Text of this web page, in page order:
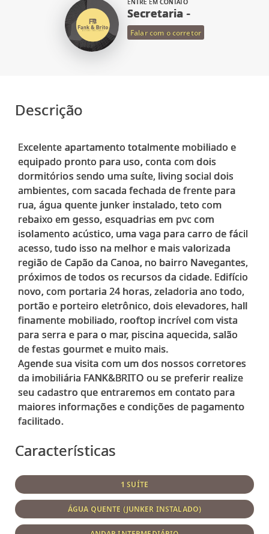
ENTRE EM CONTATO
Secretaria -
Falar com o corretor
Descrição
Excelente apartamento totalmente mobiliado e
equipado pronto para uso, conta com dois
dormitórios sendo uma suíte, living social dois
ambientes, com sacada fechada de frente para
rua, água quente junker instalado, teto com
rebaixo em gesso, esquadrias em pvc com
isolamento acústico, uma vaga para carro de fácil
acesso, tudo isso na melhor e mais valorizada
região de Capão da Canoa, no bairro Navegantes,
próximos de todos os recursos da cidade. Edifício
novo, com portaria 24 horas, zeladoria ano todo,
portão e porteiro eletrônico, dois elevadores, hall
finamente mobiliado, rooftop incrível com vista
para serra e para o mar, piscina aquecida, salão
de festas gourmet e muito mais.
Agende sua visita com um dos nossos corretores
da imobiliária FANK&BRITO ou se preferir realize
seu cadastro que entraremos em contato para
maiores informações e condições de pagamento
facilitado.
Características
1 SUÍTE
ÁGUA QUENTE (JUNKER INSTALADO)